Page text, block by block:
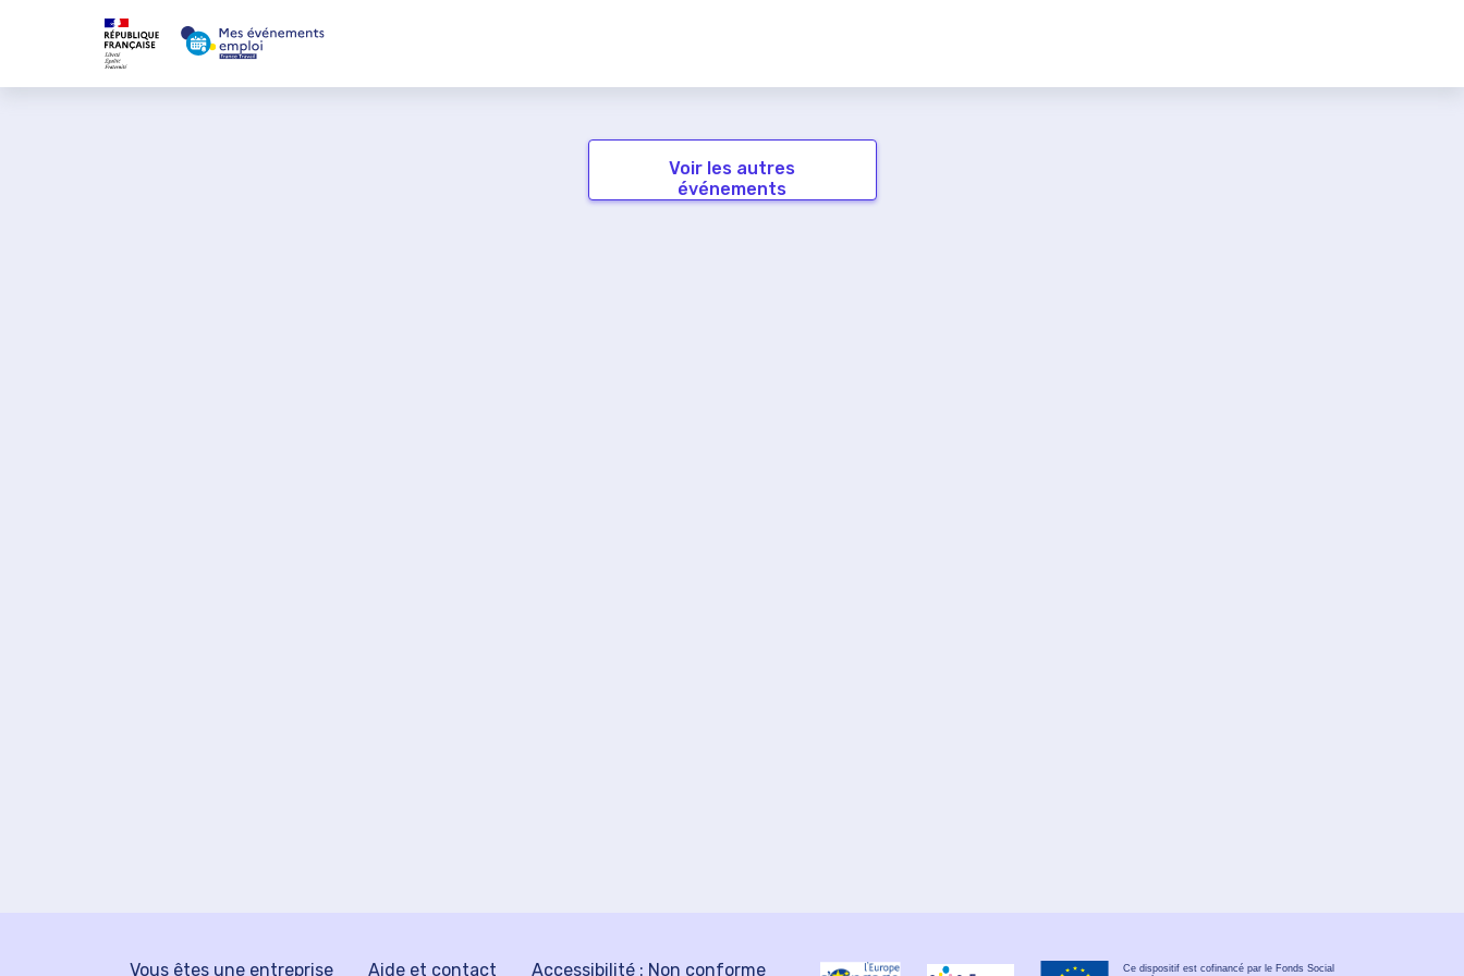
Voir les autres
événements
Vous êtes une entreprise Aide et contact Accessibilité : Non conforme
Ce dispositif est cofinancé par le Fonds Social